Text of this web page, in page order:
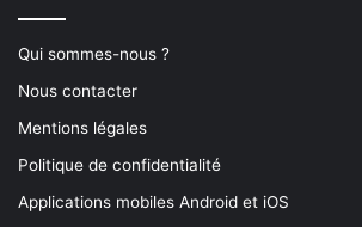
Qui sommes-nous ?
Nous contacter
Mentions légales
Politique de confidentialité
Applications mobiles Android et iOS